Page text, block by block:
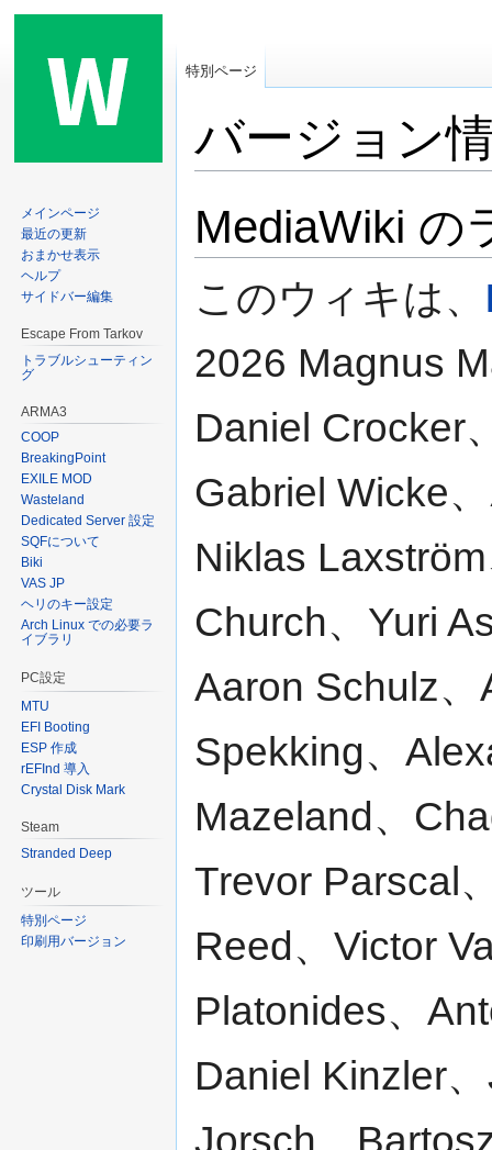
バージョン
ナ
ビ
ゲ
ー
シ
ン
移
動
検
索
に
移
動
MediaWiki の
このウィキは、
2026 Magnus
Daniel Crocker
Gabriel Wicke
Niklas
Church、Yuri
Aaron Schulz
Spekking、
Mazeland、
Trevor Parscal
Reed、Victor
Platonides、
Daniel Kinzler
Jorsch、
特別ページ
メインページ
最近の更新
おまかせ表示
ヘルプ
サイドバー編集
Escape From Tarkov
トラブルシューティン
グ
ARMA3
COOP
BreakingPoint
EXILE MOD
Wasteland
Dedicated Server 設定
SQFについて
Biki
VAS JP
ヘリのキー設定
Arch Linux での必要ラ
イブラリ
PC設定
MTU
EFI Booting
ESP 作成
rEFInd 導入
Crystal Disk Mark
Steam
Stranded Deep
ツール
特別ページ
印刷用バージョン